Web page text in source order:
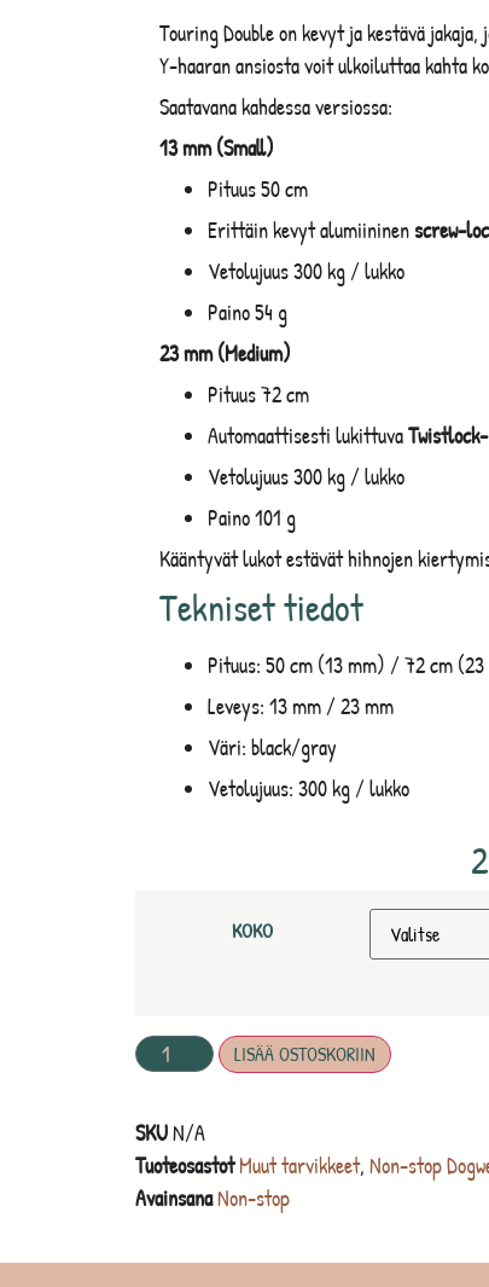
Touring Double on kevyt ja kestävä
Y-haaran ansiosta voit ulkoiluttaa kahta
Saatavana kahdessa versiossa:
13 mm (Small)
Pituus 50 cm
Erittäin kevyt alumiininen screw-
Vetolujuus 300 kg / lukko
Paino 54 g
23 mm (Medium)
Pituus 72 cm
Automaattisesti lukittuva
Vetolujuus 300 kg / lukko
Paino 101 g
Kääntyvät lukot estävät hihnojen
Tekniset tiedot
Pituus: 50 cm (13 mm) / 72 cm
Leveys: 13 mm / 23 mm
Väri: black/gray
Vetolujuus: 300 kg / lukko
KOKO
LISÄÄ OSTOSKORIIN
SKUN/A
Tuoteosastot Muut tarvikkeet, Non-stop
AvainsanaNon-stop